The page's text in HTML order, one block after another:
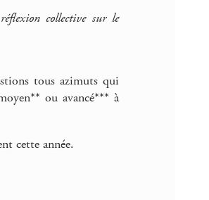
collective sur le
tous azimuts qui
ou avancé*** à
cette année.